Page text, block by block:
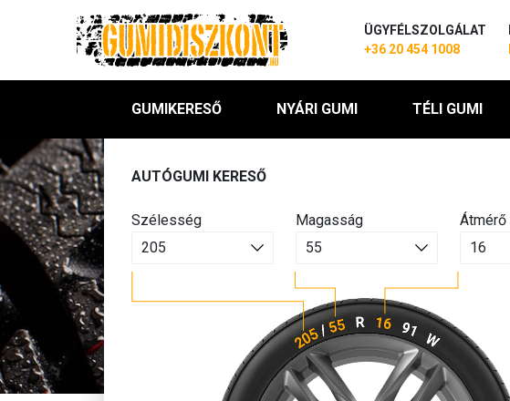
ÜGYFÉLSZOLGÁLAT
+36 20 454 1008
GUMIKERESŐ NYÁRI GUMI TÉLI GUMI
AUTÓGUMI KERESŐ
Szélesség Magasság Átmérő